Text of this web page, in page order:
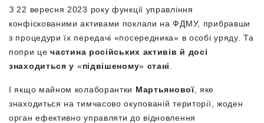
З 22 вересня 2023 року функції управління
конфіскованими активами поклали на ФДМУ, прибравши
з процедури їх передачі «посередника» в особі уряду. Та
попри цечастина російських активів й досі
знаходиться у «підвішеному» стані
І якщо майном колаборантки Мартьянової, яке
знаходиться на тимчасово окупованій території, жоден
орган ефективно управляти до відновлення